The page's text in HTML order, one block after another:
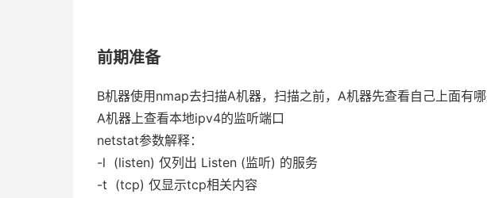
前期准备
B机器使用nmap去扫描A机器，扫描之前，A机器先查看自己上面有
A机器上查看本地ipv4的监听端口
netstat参数解释：
-l (listen) 仅列出 Listen (监听) 的服务
-t (tcp) 仅显示tcp相关内容